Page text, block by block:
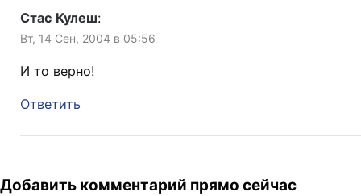
Стас Кулеш:
Вт, 14 Сен, 2004 в 05:56
И то верно!
Ответить
Добавить комментарий прямо сейчас